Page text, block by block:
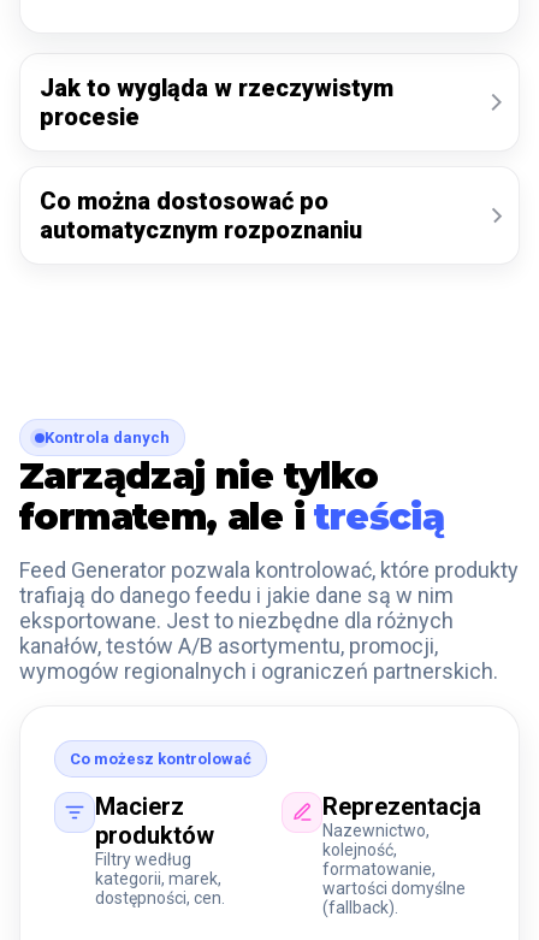
Jak to wygląda w rzeczywistym
procesie
Co można dostosować po
automatycznym rozpoznaniu
Kontrola danych
Zarządzaj nie tylko
formatem, ale itreścią
Feed Generator pozwala kontrolować, które produkty
trafiają do danego feedu i jakie dane są w nim
eksportowane. Jest to niezbędne dla różnych
kanałów, testów A/B asortymentu, promocji,
wymogów regionalnych i ograniczeń partnerskich.
Co możesz kontrolować
Macierz
produktów
Filtry według
kategorii, marek,
dostępności, cen.
Reprezentacja
Nazewnictwo,
kolejność,
formatowanie,
wartości domyślne
(fallback).